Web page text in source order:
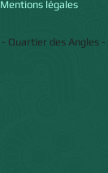
Mentions légales
- Quartier des Angles-